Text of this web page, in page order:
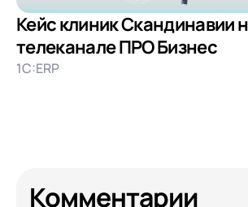
Кейс клиник Скандинавии
телеканале ПРО Бизнес
1С:ERP
Комментарии